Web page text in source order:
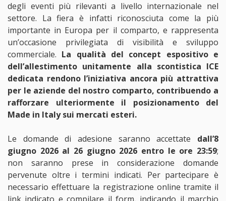
degli eventi più rilevanti a livello internazionale nel
settore. La fiera è infatti riconosciuta come la più
importante in Europa per il comparto, e rappresenta
un’occasione privilegiata di visibilità e sviluppo
commerciale. La qualità del concept espositivo e
dell’allestimento unitamente alla scontistica ICE
dedicata rendono l’iniziativa ancora più attrattiva
per le aziende del nostro comparto, contribuendo a
rafforzare ulteriormente il posizionamento del
Made in Italy sui mercati esteri.
Le domande di adesione saranno accettate dall’8
giugno 2026 al 26 giugno 2026 entro le ore 23:59;
non saranno prese in considerazione domande
pervenute oltre i termini indicati. Per partecipare è
necessario effettuare la registrazione online tramite il